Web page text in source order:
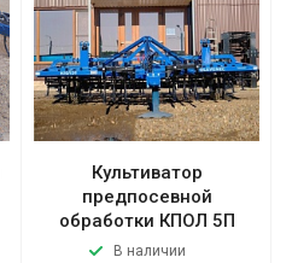
Культиватор
предпосевной
обработки КПОЛ 5П
В наличии